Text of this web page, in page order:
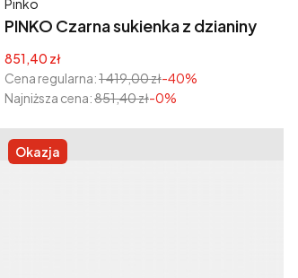
PINKO Czarna sukienka z dzianiny
Pinko
Cena promocyjna
851,40 zł
Cena regularna:1 419,00 zł-40%
Najniższa cena:851,40 zł-0%
Okazja